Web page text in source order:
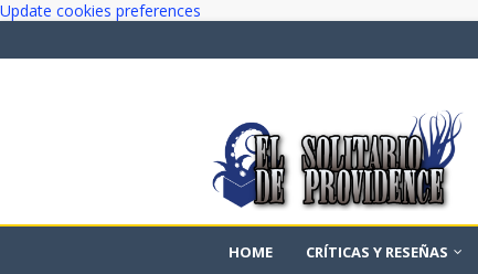
Update cookies preferences
HOME CRÍTICAS Y RESEÑAS